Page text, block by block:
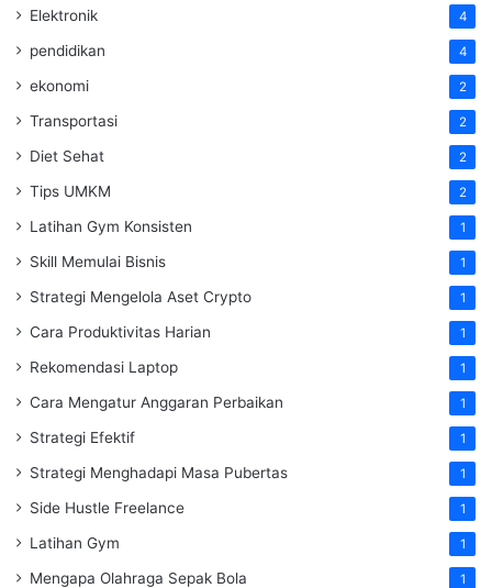
Elektronik 4
pendidikan 4
ekonomi 2
Transportasi 2
Diet Sehat 2
Tips UMKM 2
Latihan Gym Konsisten 1
Skill Memulai Bisnis 1
Strategi Mengelola Aset Crypto 1
Cara Produktivitas Harian 1
Rekomendasi Laptop 1
Cara Mengatur Anggaran Perbaikan 1
Strategi Efektif 1
Strategi Menghadapi Masa Pubertas 1
Side Hustle Freelance 1
Latihan Gym 1
Mengapa Olahraga Sepak Bola 1